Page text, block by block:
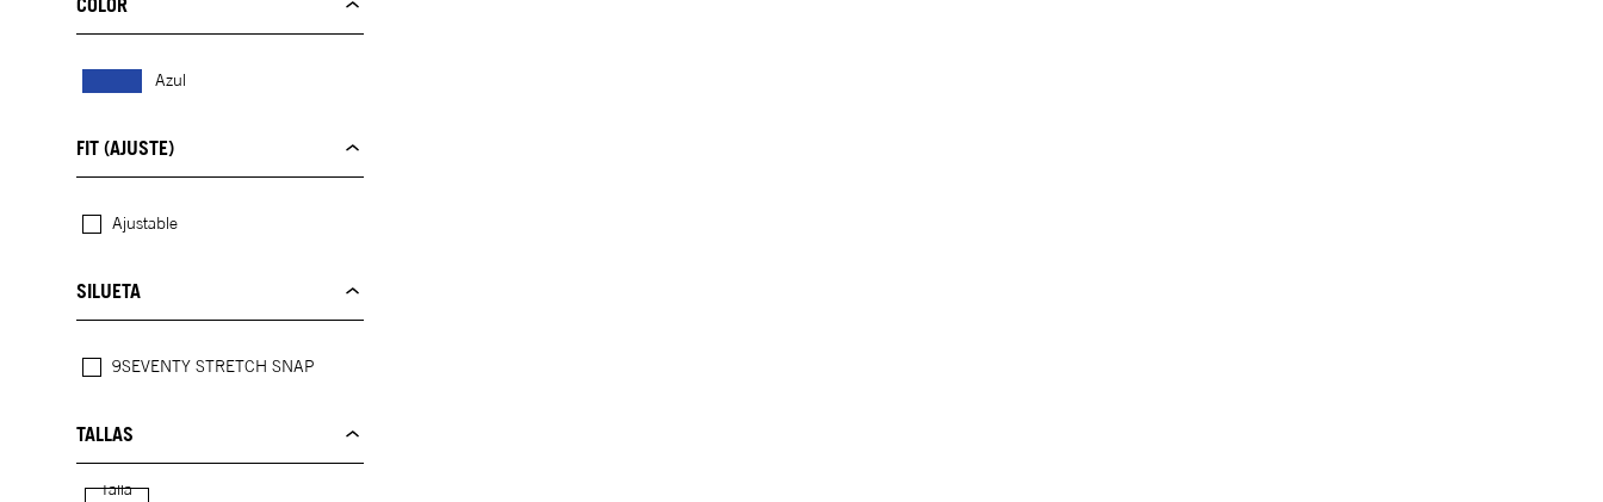
COLOR
Azul
FIT (AJUSTE)
Ajustable
SILUETA
9SEVENTY STRETCH SNAP
TALLAS
Talla